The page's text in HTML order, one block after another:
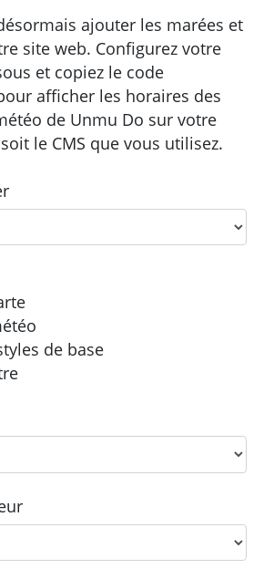
ajouter les marées et
site web. Configurez votre
et copiez le code
afficher les horaires des
de Unmu Do sur votre
le CMS que vous utilisez.
de base